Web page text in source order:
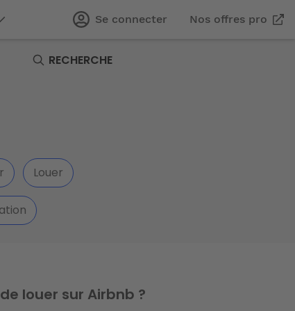
Se connecter Nos offres pro
RECHERCHE
Louer
louer sur Airbnb ?